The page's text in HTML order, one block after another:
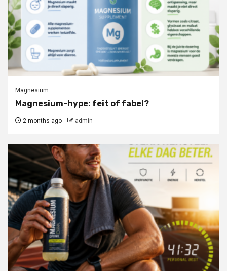
Magnesium
Magnesium-hype: feit of fabel?
2 months ago admin